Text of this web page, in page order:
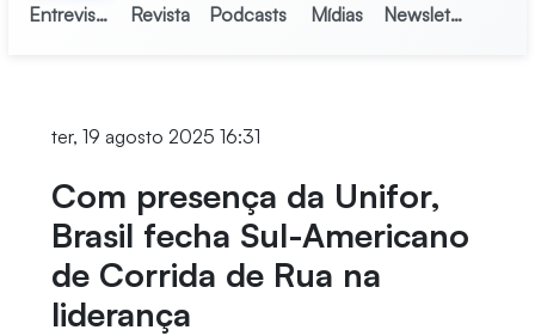
Entrevistas Revista Podcasts Mídias Newsletter
ter, 19 agosto 2025 16:31
Com presença da Unifor,
Brasil fecha Sul-Americano
de Corrida de Rua na
liderança